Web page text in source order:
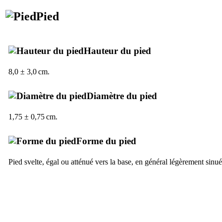
Pied
Hauteur du pied
8,0 ± 3,0 cm.
Diamètre du pied
1,75 ± 0,75 cm.
Forme du pied
Pied svelte, égal ou atténué vers la base, en général légèrement